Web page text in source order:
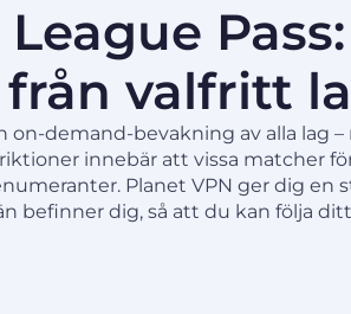
valfritt
on-demand-bevakning av alla lag –
innebär att vissa matcher
Planet VPN ger dig en
befinner dig, så att du kan följa